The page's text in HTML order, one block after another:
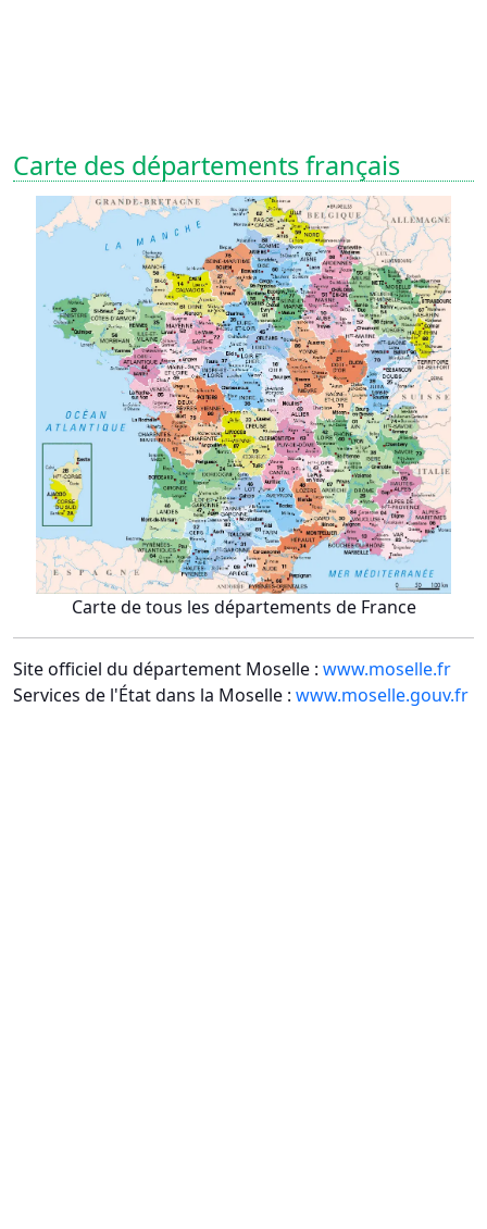
Carte des départements français
Carte de tous les départements de France
Site officiel du département Moselle : www.moselle.fr
Services de l'État dans la Moselle : www.moselle.gouv.fr